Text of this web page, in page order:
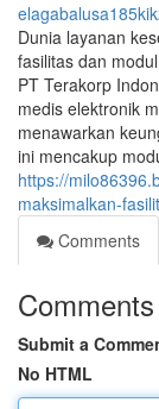
Dunia layanan
fasilitas dan
PT Terakorp
medis elektronik
menawarkan
ini mencakup
https://
maksimalkan-
Comments
Comments
Submit a
No HTML